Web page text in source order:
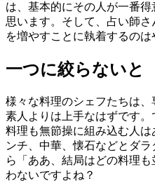
は、基本的にその人が一番
思います。そして、占い師
を増やすことに執着するのは
一つに絞らないと
様々な料理のシェフたちは
素人よりは上手なはずです
料理も無節操に組み込む人
ンチ、中華、懐石などとダ
ら「ああ、結局はどの料理
わないですよね？